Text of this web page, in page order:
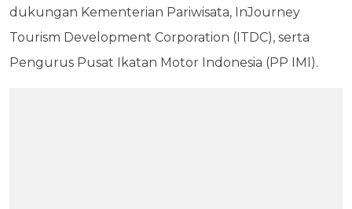
dukungan Kementerian Pariwisata, InJourney
Tourism Development Corporation (ITDC), serta
Pengurus Pusat Ikatan Motor Indonesia (PP IMI).